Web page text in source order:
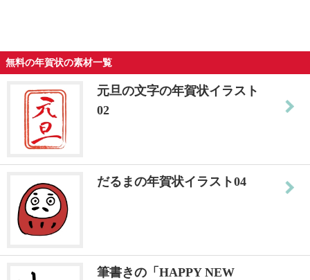
無料の年賀状の素材一覧
元旦の文字の年賀状イラスト
02
だるまの年賀状イラスト04
筆書きの「HAPPY NEW